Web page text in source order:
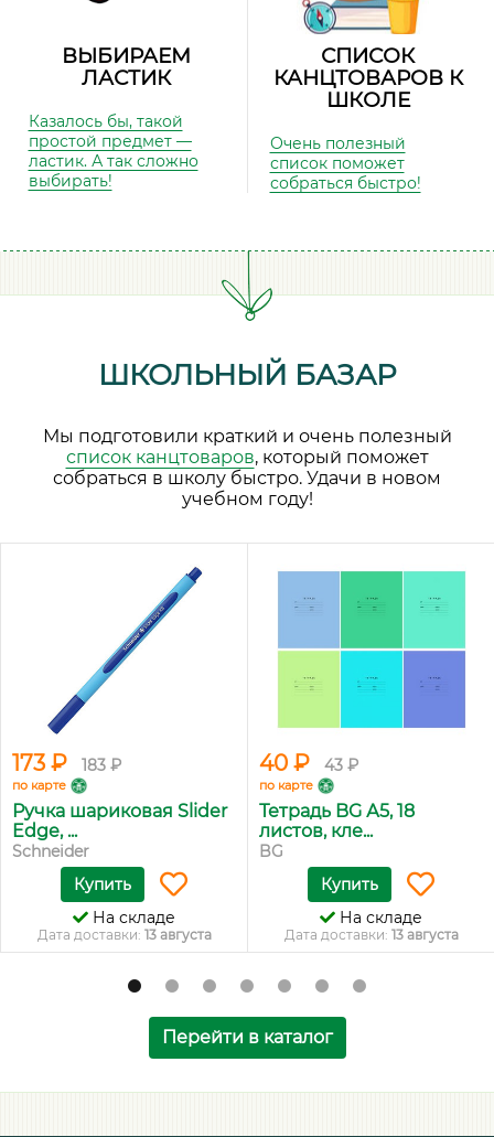
ВЫБИРАЕМ
ЛАСТИК
Казалось бы, такой
простой предмет —
ластик. А так сложно
выбирать!
СПИСОК
КАНЦТОВАРОВ К
ШКОЛЕ
Очень полезный
список поможет
собраться быстро!
ШКОЛЬНЫЙ БАЗАР
Мы подготовили краткий и очень полезный
список канцтоваров, который поможет
собраться в школу быстро. Удачи в новом
учебном году!
173 ₽ 183 ₽
по карте
Ручка шариковая Slider
Edge, ...
Schneider
Купить
На складе
Дата доставки: 13 августа
40 ₽ 43 ₽
по карте
Тетрадь BG А5, 18
листов, кле...
BG
Купить
На складе
Дата доставки: 13 августа
Перейти в каталог